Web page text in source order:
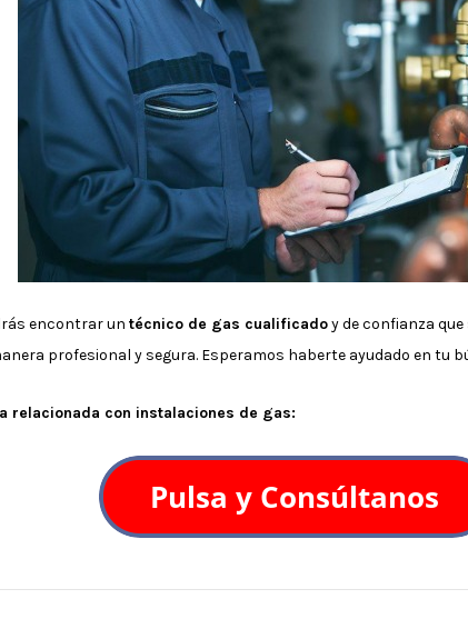
encontrar un técnico de gas cualificadoy de confianza
profesional y segura. Esperamos haberte ayudado en tu
relacionada con instalaciones de gas: